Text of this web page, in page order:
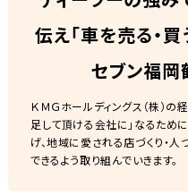
伝え「車を売る・
セブン福
ＫＭＧホールディングス（株）
足して頂ける会社に」なるため
げ、地域に愛される店づくり・
できるよう取り組んでいきます。